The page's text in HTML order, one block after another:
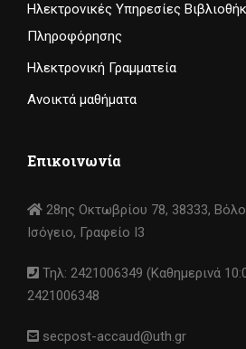
Ηλεκτρονικές Υπηρεσίες
Πληροφόρησης
Ηλεκτρονική Γραμματεία
Ανοικτά μαθήματα
Επικοινωνία
28ης Οκτωβρίου 78, 38333,
Ισόγειο, Γραφείο I3
Τηλ: 2421006349 (Καθημερινά
2421006348
secpost-accaud@uth.gr